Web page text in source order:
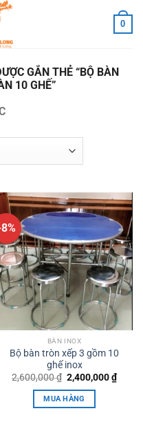
0
GẮN THẺ “BỘ BÀN
10 GHẾ”
BÀN INOX
Bộ bàn tròn xếp 3 gồm 10
ghế inox
2,600,000₫ Giá
gốc
là:
2,600,000 ₫.
2,400,000₫Giá
hiện
MUA HÀNG